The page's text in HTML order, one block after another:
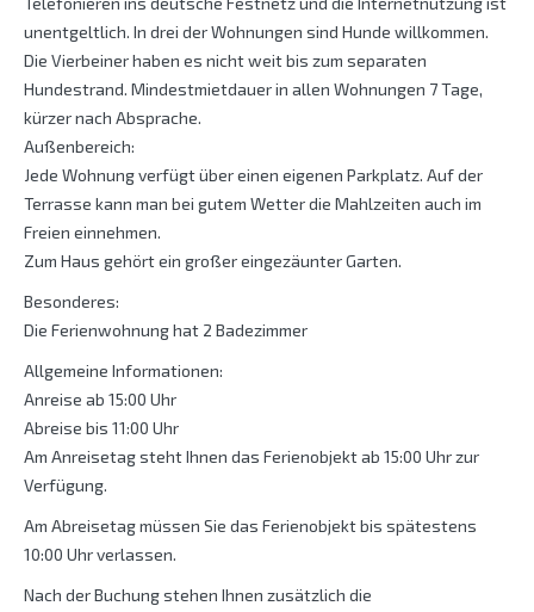
unentgeltlich. In drei der Wohnungen sind Hunde willkommen.
Die Vierbeiner haben es nicht weit bis zum separaten
Hundestrand. Mindestmietdauer in allen Wohnungen 7 Tage,
kürzer nach Absprache.
Außenbereich:
Jede Wohnung verfügt über einen eigenen Parkplatz. Auf der
Terrasse kann man bei gutem Wetter die Mahlzeiten auch im
Freien einnehmen.
Zum Haus gehört ein großer eingezäunter Garten.
Besonderes:
Die Ferienwohnung hat 2 Badezimmer
Allgemeine Informationen:
Anreise ab 15:00 Uhr
Abreise bis 11:00 Uhr
Am Anreisetag steht Ihnen das Ferienobjekt ab 15:00 Uhr zur
Verfügung.
Am Abreisetag müssen Sie das Ferienobjekt bis spätestens
10:00 Uhr verlassen.
Nach der Buchung stehen Ihnen zusätzlich die